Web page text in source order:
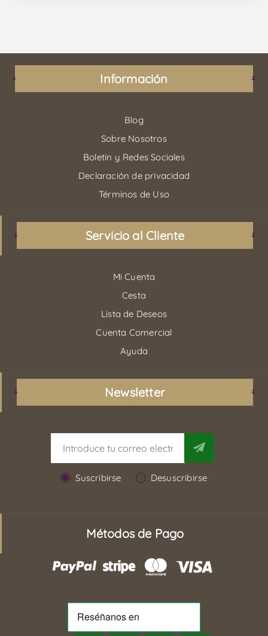
Información
Blog
Sobre Nosotros
Boletín y Redes Sociales
Declaración de privacidad
Términos de Uso
Servicio al Cliente
Mi Cuenta
Cesta
Lista de Deseos
Cuenta Comercial
Ayuda
Newsletter
Suscribirse Desuscribirse
Métodos de Pago